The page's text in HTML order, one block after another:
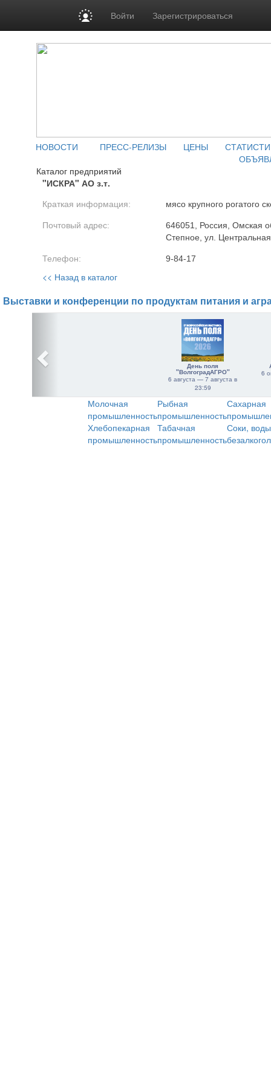
Войти Зарегистрироваться
НОВОСТИ ПРЕСС-РЕЛИЗЫ ЦЕНЫ
Каталог предприятий
"ИСКРА" АО з.т.
Краткая информация: мясо крупного рогатого
Почтовый адрес:
646051, Россия, Омская
Степное, ул. Центральная
Телефон: 9-84-17
<< Назад в каталог
Выставки и конференции по продуктам питания и
День поля
"ВолгоградАГРО"
6 августа — 7 августа в
23:59
6
Молочная
промышленность
Рыбная
промышленность
Сахарная
Хлебопекарная
промышленность
Табачная
промышленность
Соки,